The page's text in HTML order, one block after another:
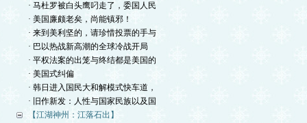
· 马杜罗被白头鹰叼走了，委国人民
· 美国廉颇老矣，尚能镇邪！
· 来到美利坚的，请珍惜投票的手与
· 巴以热战新高潮的全球冷战开局
· 平权法案的出笼与终结都是美国的
· 美国式纠偏
· 韩日进入国民大和解模式快车道，
· 旧作新发：人性与国家民族以及国
【江湖神州：江落石出】